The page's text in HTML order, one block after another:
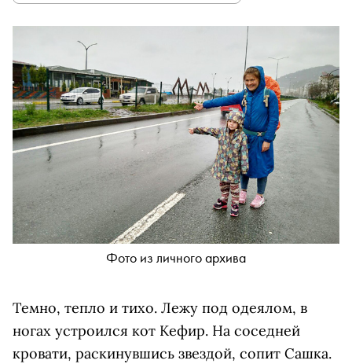
Фото из личного архива
Темно, тепло и тихо. Лежу под одеялом, в
ногах устроился кот Кефир. На соседней
кровати, раскинувшись звездой, сопит Сашка.